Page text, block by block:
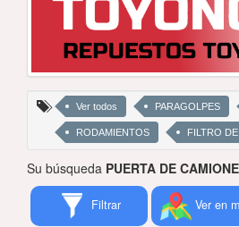
Ver todos PARAGOLPES
RODAMIENTOS FILTRO
Su búsqueda PUERTA DE
Filtrar Ver en